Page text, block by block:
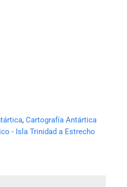
, Cartografía Antártica
- Isla Trinidad a Estrecho